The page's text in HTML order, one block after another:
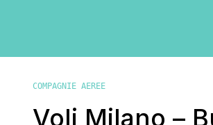
COMPAGNIE AEREE
Voli Milano –